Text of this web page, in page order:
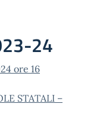
24
ore 16
STATALI –